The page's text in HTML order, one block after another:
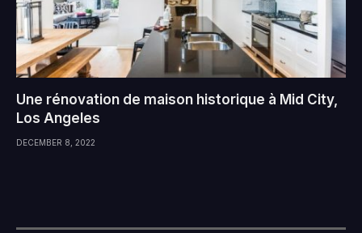
Une rénovation de maison historique à Mid City,
Los Angeles
DECEMBER 8, 2022